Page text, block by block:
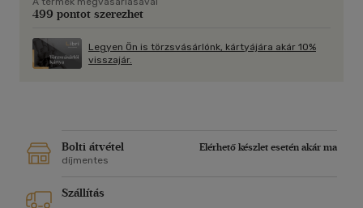
499 pontot szerezhet
Legyen Ön is törzsvásárlónk, kártyájára akár 10%
visszajár.
Bolti átvétel
Elérhető készlet esetén akár ma
díjmentes
Szállítás